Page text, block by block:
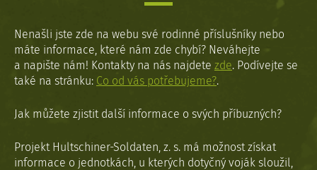
Nenašli jste zde na webu své rodinné příslušníky nebo
máte informace, které nám zde chybí? Neváhejte
a napište nám! Kontakty na nás najdete zde. Podívejte se
také na stránku: Co od vás potřebujeme?.
Jak můžete zjistit další informace o svých příbuzných?
Projekt Hultschiner-Soldaten, z. s. má možnost získat
informace o jednotkách, u kterých dotyčný voják sloužil,